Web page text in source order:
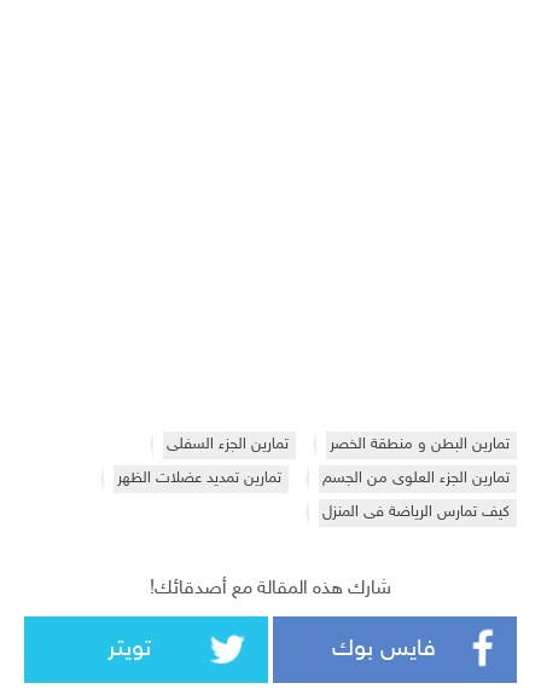
تمارين البطن و منطقة الخصر
تمارين الجزء السفلى
تمارين الجزء العلوى من الجسم
تمارين تمديد عضلات الظهر
كيف تمارس الرياضة فى المنزل
شارك هذه المقالة مع أصدقائك!
فايس بوك تويتر